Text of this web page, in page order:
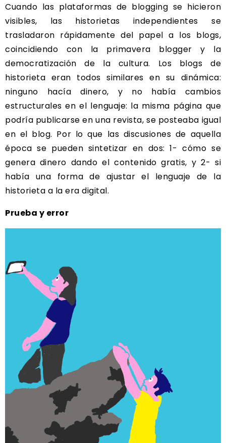
Cuando las plataformas de blogging se hicieron
visibles, las historietas independientes se
trasladaron rápidamente del papel a los blogs,
coincidiendo con la primavera blogger y la
democratización de la cultura. Los blogs de
historieta eran todos similares en su dinámica:
ninguno hacía dinero, y no había cambios
estructurales en el lenguaje: la misma página que
podría publicarse en una revista, se posteaba igual
en el blog. Por lo que las discusiones de aquella
época se pueden sintetizar en dos: 1- cómo se
genera dinero dando el contenido gratis, y 2- si
había una forma de ajustar el lenguaje de la
historieta a la era digital.
Prueba y error